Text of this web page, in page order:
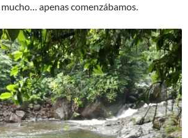
apenas comenzábamos.